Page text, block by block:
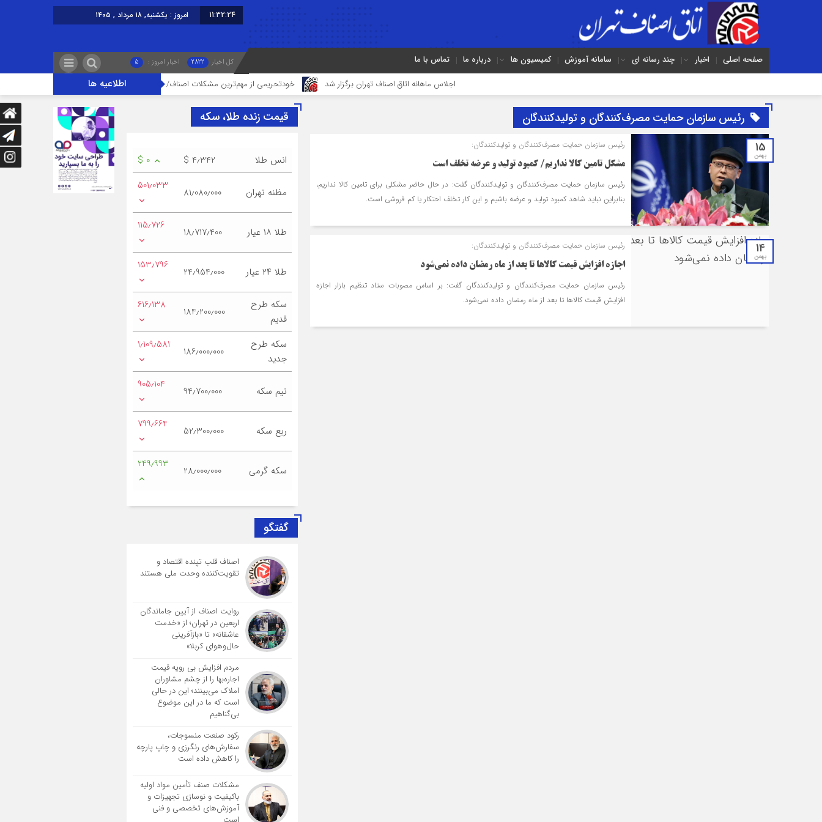
11:32:25 امروز : یکشنبه, ۱۸ مرداد , ۱۴۰۵
صفحه اصلی اخبار چند رسانه ای سامانه آموزش کمیسیون ها درباره ما تماس با ما کل اخبار 2822 اخبار امروز : 5
اطلاعیه ها اجلاس ماهانه اتاق اصناف تهران برگزار شد خودتحریمی از مهم‌ترین مشکلات اصناف/ عینک کالای لوکس نیست اصلاح غلط‌های املایی در
رئیس سازمان حمایت مصرف‌کنندگان و تولیدکنندگان
15
بهمن
رئیس سازمان حمایت مصرف‌کنندگان و تولیدکنندگان:
مشکل تامین کالا نداریم/ کمبود تولید و عرضه تخلف است
رئیس سازمان حمایت مصرف‌کنندگان و تولیدکنندگان گفت: در حال حاضر مشکلی برای تامین کالا نداریم،
بنابراین نباید شاهد کمبود تولید و عرضه باشیم و این کار تخلف احتکار یا کم فروشی است‌.
14
بهمن
رئیس سازمان حمایت مصرف‌کنندگان و تولیدکنندگان:
اجازه افزایش قیمت کالاها تا بعد از ماه رمضان داده نمی‌شود
رئیس سازمان حمایت مصرف‌کنندگان و تولیدکنندگان گفت: بر اساس مصوبات ستاد تنظیم بازار اجازه
افزایش قیمت کالاها تا بعد از ماه رمضان داده نمی‌شود.
قیمت زنده طلا، سکه
انس طلا $ 4٫342 $ 0
مظنه تهران 81٫080٫000 501٫033
طلا ۱۸ عیار 18٫717٫400 115٫726
طلا ۲۴ عیار 24٫954٫000 153٫796
سکه طرح
قدیم
184٫200٫000 616٫138
سکه طرح
جدید
186٫000٫000 1٫109٫581
نیم سکه 94٫700٫000 905٫104
ربع سکه 52٫300٫000 799٫664
سکه گرمی 28٫000٫000 249٫993
گفتگو
اصناف قلب تپنده اقتصاد و
تقویت‌کننده وحدت ملی هستند
روایت اصناف از آیین جاماندگان
اربعین در تهران؛ از «خدمت
عاشقانه» تا «بازآفرینی
حال‌وهوای کربلا»
مردم افزایش بی رویه قیمت
اجاره‌بها را از چشم مشاوران
املاک می‌بینند؛ این در حالی
است که ما در این موضوع
بی‌گناهیم
رکود صنعت منسوجات،
سفارش‌های رنگرزی و چاپ پارچه
را کاهش داده است
مشکلات صنف تأمین مواد اولیه
باکیفیت و نوسازی تجهیزات و
آموزش‌های تخصصی و فنی